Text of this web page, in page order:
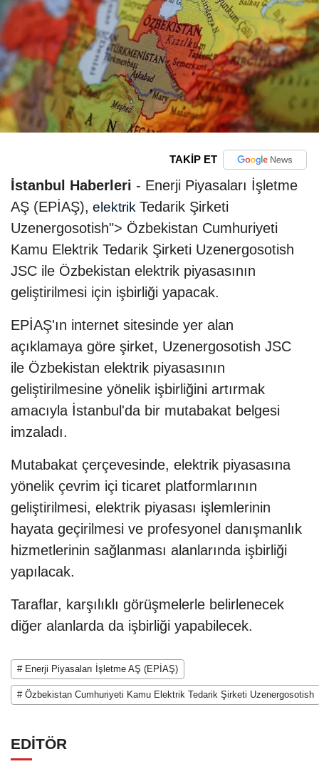
TAKİP ET
İstanbul Haberleri - Enerji Piyasaları İşletme
AŞ (EPİAŞ), elektrik Tedarik Şirketi
Uzenergosotish"> Özbekistan Cumhuriyeti
Kamu Elektrik Tedarik Şirketi Uzenergosotish
JSC ile Özbekistan elektrik piyasasının
geliştirilmesi için işbirliği yapacak.
EPİAŞ'ın internet sitesinde yer alan
açıklamaya göre şirket, Uzenergosotish JSC
ile Özbekistan elektrik piyasasının
geliştirilmesine yönelik işbirliğini artırmak
amacıyla İstanbul'da bir mutabakat belgesi
imzaladı.
Mutabakat çerçevesinde, elektrik piyasasına
yönelik çevrim içi ticaret platformlarının
geliştirilmesi, elektrik piyasası işlemlerinin
hayata geçirilmesi ve profesyonel danışmanlık
hizmetlerinin sağlanması alanlarında işbirliği
yapılacak.
Taraflar, karşılıklı görüşmelerle belirlenecek
diğer alanlarda da işbirliği yapabilecek.
# Enerji Piyasaları İşletme AŞ (EPİAŞ)
# Özbekistan Cumhuriyeti Kamu Elektrik Tedarik Şirketi Uzenergosotish
EDİTÖR